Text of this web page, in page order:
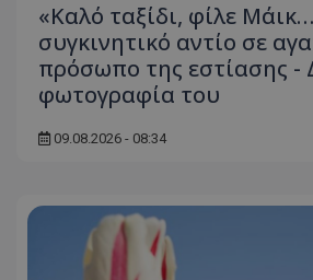
«Καλό ταξίδι, φίλε
συγκινητικό αντίο σε
πρόσωπο της εστίασης -
φωτογραφία του
09.08.2026 - 08:34